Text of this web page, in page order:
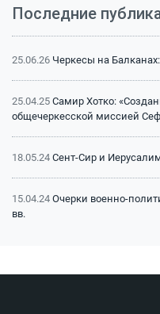
Последние
25.06.26 Черкесы на
25.04.25 Самир Хотко:
общечеркесской миссией
18.05.24 Сент-Сир и
15.04.24 Очерки военно-
вв.